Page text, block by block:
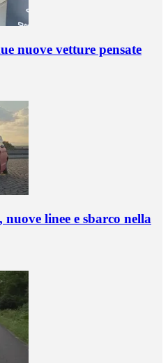
nuove vetture pensate
linee e sbarco nella